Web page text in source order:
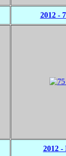
2012 -
2012 -